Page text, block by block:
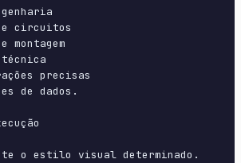
circuitos
montagem
precisas
de dados.
o estilo visual determinado.